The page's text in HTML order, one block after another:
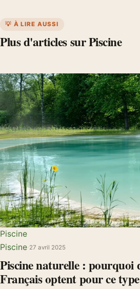
💡 À LIRE AUSSI
Plus d'articles sur Piscine
Piscine
Piscine 27 avril 2025
Piscine naturelle : pourquoi
Français optent pour ce